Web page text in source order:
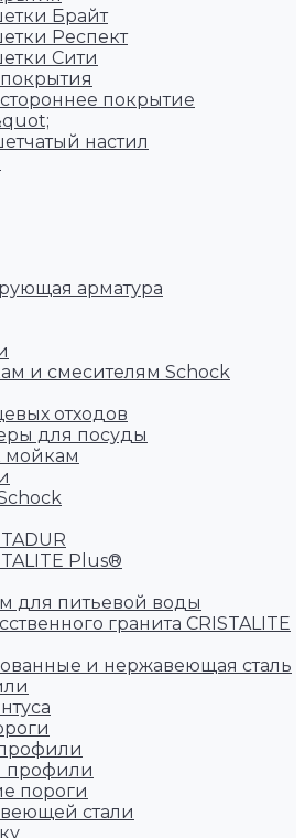
Брайт
Респект
Сити
покрытие
настил
арматура
и смесителям Schock
отходов
для посуды
мойкам
Plus®
для питьевой воды
гранита CRISTALITE
и нержавеющая сталь
профили
пороги
стали